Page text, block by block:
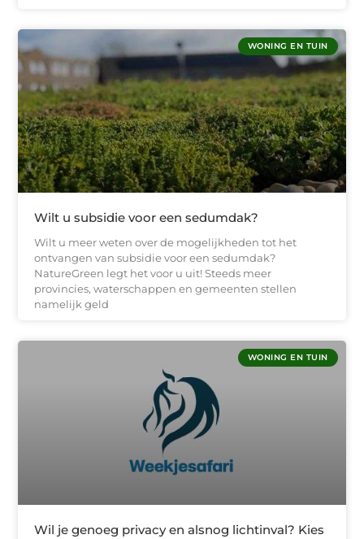
WONING EN TUIN
Wilt u subsidie voor een sedumdak?
Wilt u meer weten over de mogelijkheden tot het
ontvangen van subsidie voor een sedumdak?
NatureGreen legt het voor u uit! Steeds meer
provincies, waterschappen en gemeenten stellen
namelijk geld
WONING EN TUIN
Wil je genoeg privacy en alsnog lichtinval? Kies